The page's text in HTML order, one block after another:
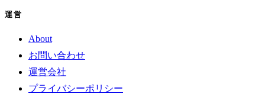
運営
About
お問い合わせ
運営会社
プライバシーポリシー